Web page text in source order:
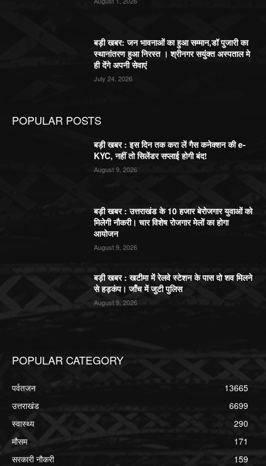
बड़ी खबर: जन भावनाओं का हुआ सम्मान,डॉ पुजारी का
स्थानांतरण हुआ निरस्त । श्रीनगर सयुंक्त अस्पताल मे
ही देंगे अपनी सेवाएं
July 24, 2026
POPULAR POSTS
बड़ी खबर : इस दिन तक करा लें गैस कनेक्शन की e-
KYC, नहीं तो सिलेंडर सप्लाई होगी बंद!
August 9, 2026
बड़ी खबर : उत्तराखंड के 10 हजार बेरोजगार युवाओं को
मिलेगी नौकरी। चार विशेष रोजगार मेलों का होगा
आयोजन
August 9, 2026
बड़ी खबर : खटीमा में रेलवे स्टेशन के पास दो शव मिलने
से हड़कंप। जाँच में जुटी पुलिस
August 9, 2026
POPULAR CATEGORY
पर्वतजन
13665
उत्तराखंड
6699
स्वास्थ्य
290
मौसम
171
सरकारी नौकरी
159